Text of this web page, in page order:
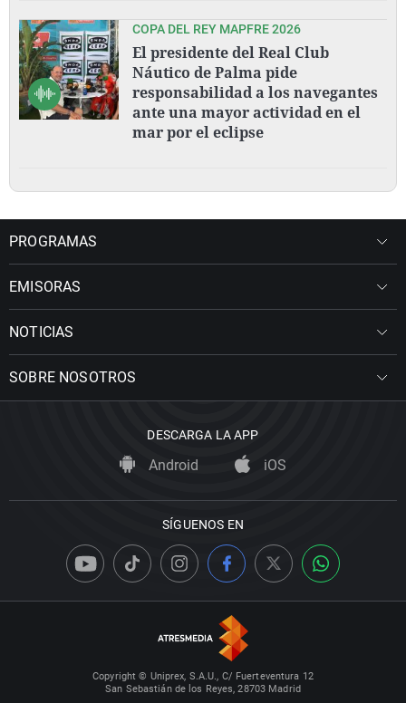
COPA DEL REY MAPFRE 2026
El presidente del Real Club
Náutico de Palma pide
responsabilidad a los navegantes
ante una mayor actividad en el
mar por el eclipse
PROGRAMAS
EMISORAS
NOTICIAS
SOBRE NOSOTROS
DESCARGA LA APP
Android iOS
SÍGUENOS EN
Copyright © Uniprex, S.A.U., C/ Fuerteventura 12
San Sebastián de los Reyes, 28703 Madrid